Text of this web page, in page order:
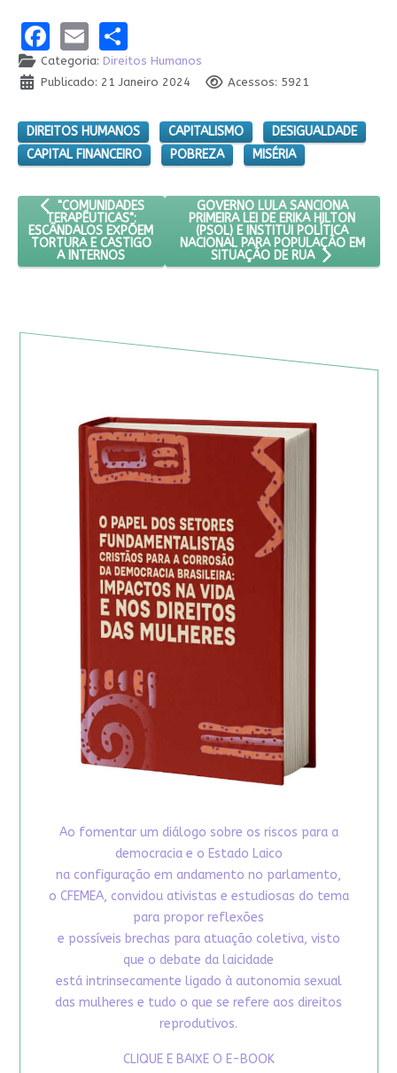
Facebook
EmailShare
Categoria: Direitos Humanos
Publicado: 21 Janeiro 2024
Acessos: 5921
DIREITOS HUMANOS CAPITALISMO
DESIGUALDADE
CAPITAL FINANCEIRO
POBREZA MISÉRIA
ARTIGO ANTERIOR: "COMUNIDADES TERAPÊUTICAS":
"COMUNIDADES
TERAPÊUTICAS":
ESCÂNDALOS EXPÕEM
TORTURA E CASTIGO
A INTERNOS
PRÓXIMO ARTIGO: GOVERNO
GOVERNO LULA SANCIONA
PRIMEIRA LEI DE ERIKA HILTON
(PSOL) E INSTITUI POLÍTICA
NACIONAL PARA POPULAÇÃO EM
SITUAÇÃO DE RUA
Ao fomentar um diálogo sobre os riscos para a
democracia e o Estado Laico
na configuração em andamento no parlamento,
o CFEMEA, convidou ativistas e estudiosas do tema
para propor reflexões
e possíveis brechas para atuação coletiva, visto
que o debate da laicidade
está intrinsecamente ligado à autonomia sexual
das mulheres e tudo o que se refere aos direitos
reprodutivos.
CLIQUE E BAIXE O E-BOOK